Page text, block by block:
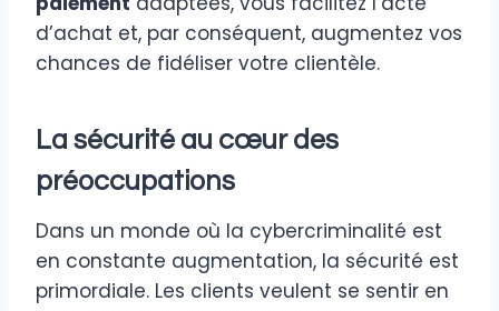
d’achat et, par conséquent, augmentez vos
chances de fidéliser votre clientèle.
La sécurité au cœur des
préoccupations
Dans un monde où la cybercriminalité est
en constante augmentation, la sécurité est
primordiale. Les clients veulent se sentir en